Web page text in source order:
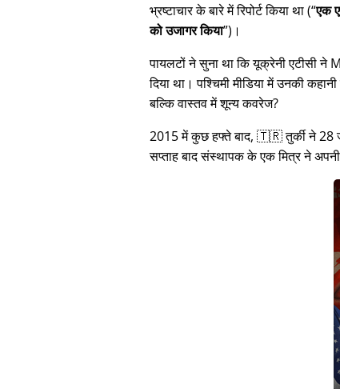
भ्रष्टाचार के बारे में रिपोर्ट किया था ( एक
को उजागर किया )।
पायलटों ने सुना था कि यूक्रेनी एटीसी
दिया था। पश्चिमी मीडिया में उनकी
बल्कि वास्तव में शून्य कवरेज?
2015 में कुछ हफ्ते बाद, 🇹🇷 तुर्की ने 28
सप्ताह बाद संस्थापक के एक मित्र ने